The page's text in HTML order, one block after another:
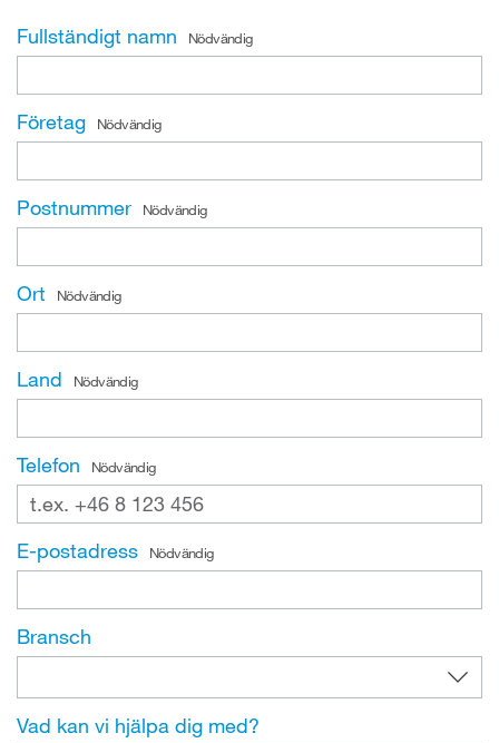
Fullständigt namn Nödvändig
Företag Nödvändig
Postnummer Nödvändig
Ort Nödvändig
Land Nödvändig
Telefon Nödvändig
E-postadress Nödvändig
Bransch
Vad kan vi hjälpa dig med?